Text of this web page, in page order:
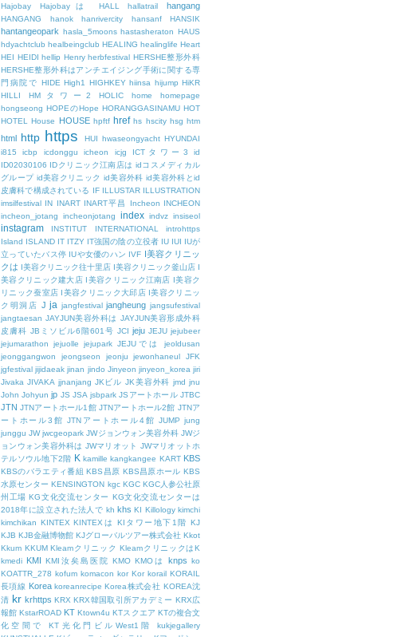
Hajobay
Hajobayは HALL hallatrail hangang
HANGANG hanok hanrivercity hansanf HANSIK
hantangeopark hasla_5moons hastasheraton HAUS
hdyachtclub healbeingclub HEALING healinglife Heart
HEI HEIDI hellip Henry herbfestival HERSHE整形外科
HERSHE整形外科はアンチエイジング手術に関する専
門病院で HIDE High1 HIGHKEY hiinsa hijump HiKR
HILLI
HMタワー2 HOLIC home
homepage
hongseong HOPEのHope HORANGGASINAMU HOT
HOTEL
House HOUSE hpftf href hs hscity hsg htm
html http https HUI hwaseongyacht HYUNDAI
i815
icbp icdonggu icheon icjg ICTタワー3
id
ID02030106 IDクリニック江南店は idコスメディカル
グループ id美容クリニック id美容外科 id美容外科とid
皮膚科で構成されている IF ILLUSTAR ILLUSTRATION
imsilfestival IN INART INART平昌 Incheon INCHEON
incheon_jotang
incheonjotang index indvz insiseol
instagram INSTITUT INTERNATIONAL
introhttps
Island ISLAND IT ITZY IT強国の陰の立役者 IU IUI IUが
立っていたバス停 IUや女優のハン IVF I美容クリニッ
クは I美容クリニック往十里店 I美容クリニック釜山店 I
美容クリニック建大店 I美容クリニック江南店 I美容ク
リニック蚕室店 I美容クリニック大邱店 I美容クリニッ
ク明洞店 J ja jangfestival jangheung jangsufestival
jangtaesan JAYJUN美容外科は JAYJUN美容形成外科
皮膚科 JBミソビル6階601号 JCI jeju JEJU jejubeer
jejumarathon
jejuolle jejupark JEJUでは
jeoldusan
jeonggangwon
jeongseon jeonju jewonhaneul
JFK
jgfestival jijidaeak jinan jindo Jinyeon jinyeon_korea jiri
Jivaka JIVAKA jjnanjang JKビル JK美容外科 jmd jnu
John Johyun jp JS JSA jsbpark JSアートホール JTBC
JTN JTNアートホール1館 JTNアートホール2館 JTNア
ートホール3館 JTNアートホール4館 JUMP jung
junggu JW jwcgeopark JWジョンウォン美容外科 JWジ
ョンウォン美容外科は JWマリオット JWマリオットホ
テルソウル地下2階 K kamille kangkangee KART KBS
KBSのバラエティ番組 KBS昌原 KBS昌原ホール KBS
水原センター KENSINGTON kgc KGC KGC人参公社原
州工場 KG文化交流センター KG文化交流センターは
2018年に設立された法人で kh khs KI Killology kimchi
kimchikan KINTEX KINTEXは KIタワー地下1階 KJ
KJB KJB金融博物館 KJグローバルツアー株式会社 Kkot
Kkum KKUM Kleamクリニック KleamクリニックはK
kmedi KMI KMI汝矣島医院 KMO KMOは knps ko
KOATTR_278 kofum komacon kor Kor korail KORAIL
長項線 Korea koreanrecipe Korea株式会社 KOREA沈
清 kr krhttps KRX KRX韓国取引所アカデミー KRX広
報館 KstarROAD KT Ktown4u KTスクエア KTの複合文
化空間で
KT光化門ビルWest1階
kukjegallery